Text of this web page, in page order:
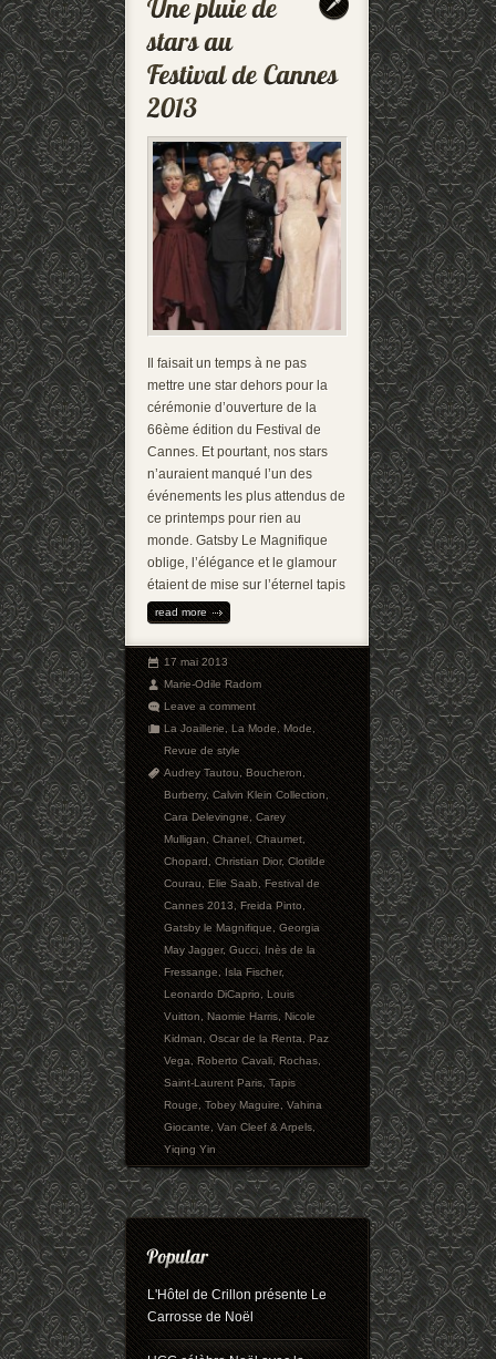
Il faisait un temps à ne pas
mettre une star dehors pour la
cérémonie d’ouverture de la
66ème édition du Festival de
Cannes. Et pourtant, nos stars
n’auraient manqué l’un des
événements les plus attendus de
ce printemps pour rien au
monde. Gatsby Le Magnifique
oblige, l’élégance et le glamour
étaient de mise sur l’éternel tapis
read more
17 mai 2013
Marie-Odile Radom
Leave a comment
La Joaillerie,La Mode,Mode,
Revue de style
Audrey Tautou,Boucheron,
Burberry,Calvin Klein Collection,
Cara Delevingne,Carey
Mulligan,Chanel,Chaumet,
Chopard,Christian Dior,Clotilde
Courau,Elie Saab,Festival de
Cannes 2013,Freida Pinto,
Gatsby le Magnifique,Georgia
May Jagger,Gucci,Inès de la
Fressange,Isla Fischer,
Leonardo DiCaprio,Louis
Vuitton,Naomie Harris,Nicole
Kidman,Oscar de la Renta,Paz
Vega,Roberto Cavali,Rochas,
Saint-Laurent Paris,Tapis
Rouge,Tobey Maguire,Vahina
Giocante,Van Cleef & Arpels,
Yiqing Yin
L'Hôtel de Crillon présente Le
Carrosse de Noël